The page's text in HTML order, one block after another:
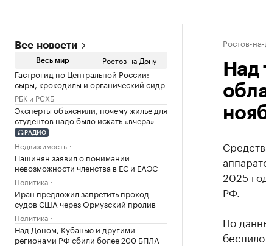
Все новости
Весь мир Ростов-на-Дону
Гастрогид по Центральной России:
сыры, крокодилы и органический сидр
РБК и РСХБ
Эксперты объяснили, почему жилье для
студентов надо было искать «вчера»
РАДИО
Недвижимость
Пашинян заявил о понимании
невозможности членства в ЕС и ЕАЭС
Политика
Иран предложил запретить проход
судов США через Ормузский пролив
Политика
Над Доном, Кубанью и другими
регионами РФ сбили более 200 БПЛА
Ростов-
Над
2025
РФ.
По